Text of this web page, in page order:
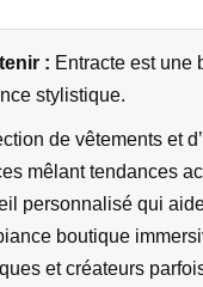
: Entracte est une
stylistique.
de vêtements et
mêlant tendances
personnalisé qui
boutique
et créateurs